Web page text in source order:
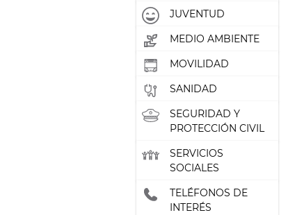
JUVENTUD
MEDIO AMBIENTE
MOVILIDAD
SANIDAD
SEGURIDAD Y
PROTECCIÓN CIVIL
SERVICIOS
SOCIALES
TELÉFONOS DE
INTERÉS